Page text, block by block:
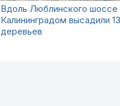
Вдоль Люблинского шоссе
Калининградом высадили
деревьев